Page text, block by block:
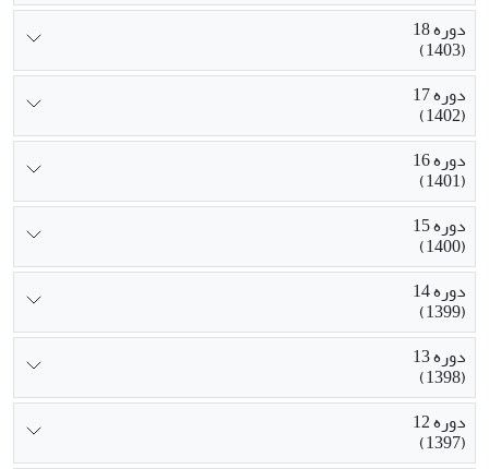
دوره 18
(1403)
دوره 17
(1402)
دوره 16
(1401)
دوره 15
(1400)
دوره 14
(1399)
دوره 13
(1398)
دوره 12
(1397)